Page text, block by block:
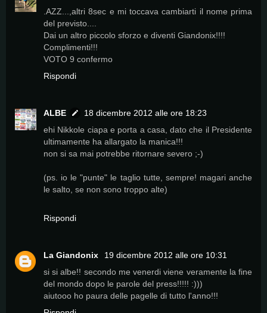
.AZZ...,altri 8sec e mi toccava cambiarti il nome prima
del previsto....
Dai un altro piccolo sforzo e diventi Giandonix!!!!
Complimenti!!!
VOTO 9 confermo
Rispondi
ALBE
18 dicembre 2012 alle ore 18:23
ehi Nikkole ciapa e porta a casa, dato che il Presidente
ultimamente ha allargato la manica!!!
non si sa mai potrebbe ritornare severo ;-)
(ps. io le "punte" le taglio tutte, sempre! magari anche
le salto, se non sono troppo alte)
Rispondi
La Giandonix
19 dicembre 2012 alle ore 10:31
si si albe!! secondo me venerdi viene veramente la fine
del mondo dopo le parole del press!!!!! :)))
aiutooo ho paura delle pagelle di tutto l'anno!!!